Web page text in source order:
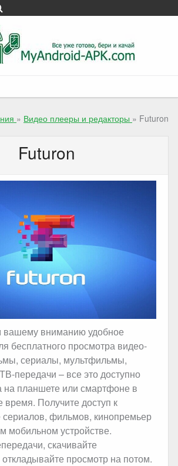
» Видео плееры и редакторы » Futuron
Futuron
вашему вниманию удобное
бесплатного просмотра видео-
сериалы, мультфильмы,
передачи – все это доступно
на планшете или смартфоне в
Получите доступ к
сериалов, фильмов, кинопремьер
мобильном устройстве.
скачивайте
просмотр на потом.